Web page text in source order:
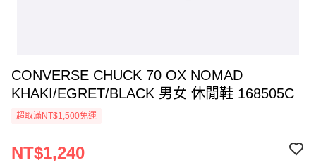
CONVERSE CHUCK 70 OX NOMAD
KHAKI/EGRET/BLACK 男女 休閒鞋 168505C
超取滿NT$1,500免運
NT$1,240